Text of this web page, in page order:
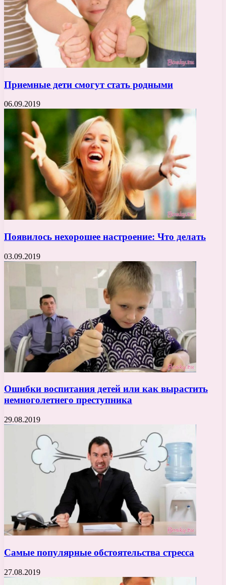
Приемные дети смогут стать родными
06.09.2019
Появилось нехорошее настроение: Что делать
03.09.2019
Ошибки воспитания детей или как вырастить
немноголетнего преступника
29.08.2019
Самые популярные обстоятельства стресса
27.08.2019